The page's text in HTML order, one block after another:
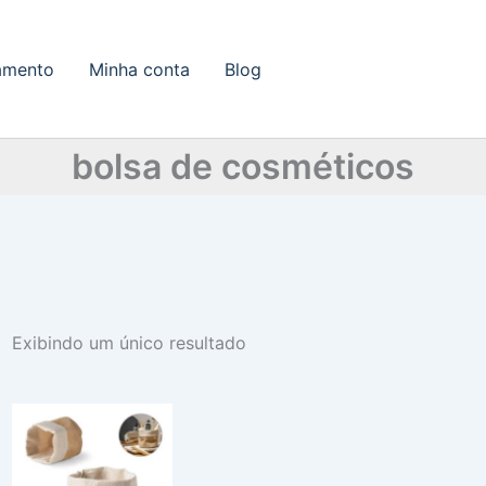
Minha conta Blog
bolsa de cosméticos
Exibindo um único resultado